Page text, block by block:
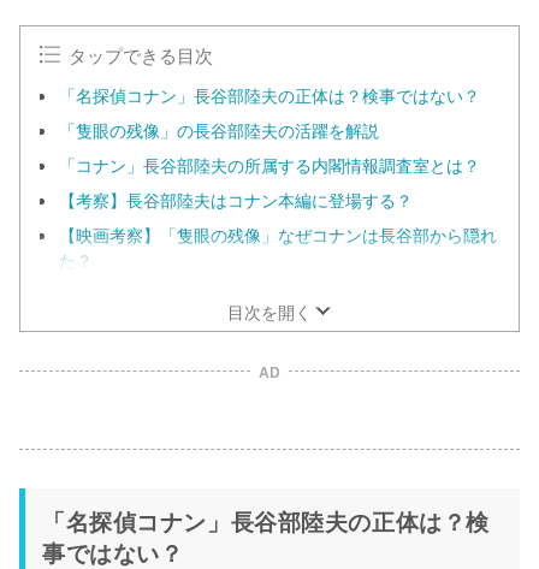
タップできる目次
「名探偵コナン」長谷部陸夫の正体は？検事ではない？
「隻眼の残像」の長谷部陸夫の活躍を解説
「コナン」長谷部陸夫の所属する内閣情報調査室とは？
【考察】長谷部陸夫はコナン本編に登場する？
【映画考察】「隻眼の残像」なぜコナンは長谷部から隠れ
た？
目次を開く
AD
「名探偵コナン」長谷部陸夫の正体は？検
事ではない？